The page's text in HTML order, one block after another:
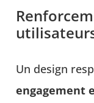
Un design
engagement